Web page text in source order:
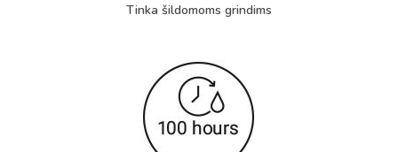
Tinka šildomoms grindims